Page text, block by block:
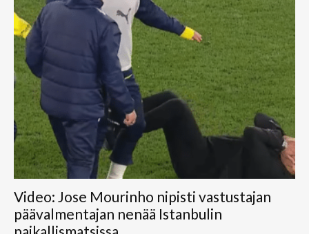
Video: Jose Mourinho nipisti vastustajan
päävalmentajan nenää Istanbulin